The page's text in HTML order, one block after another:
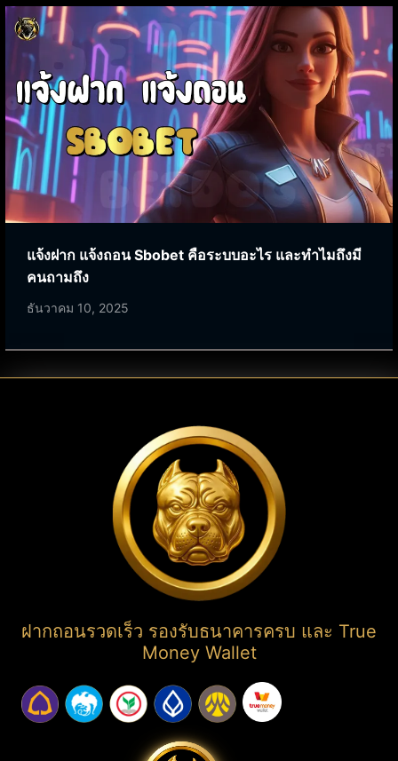
แจ้งฝาก แจ้งถอน Sbobet คือระบบอะไร และทำไมถึงมี
คนถามถึง
ธันวาคม 10, 2025
ฝากถอนรวดเร็ว รองรับธนาคารครบ และ True
Money Wallet